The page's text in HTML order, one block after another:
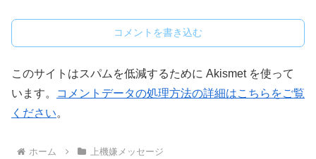
コメントを書き込む
このサイトはスパムを低減するために Akismet を使って
います。
コメントデータの処理方法の詳細はこちらをご覧
ください。
ホーム 上機嫌メッセージ